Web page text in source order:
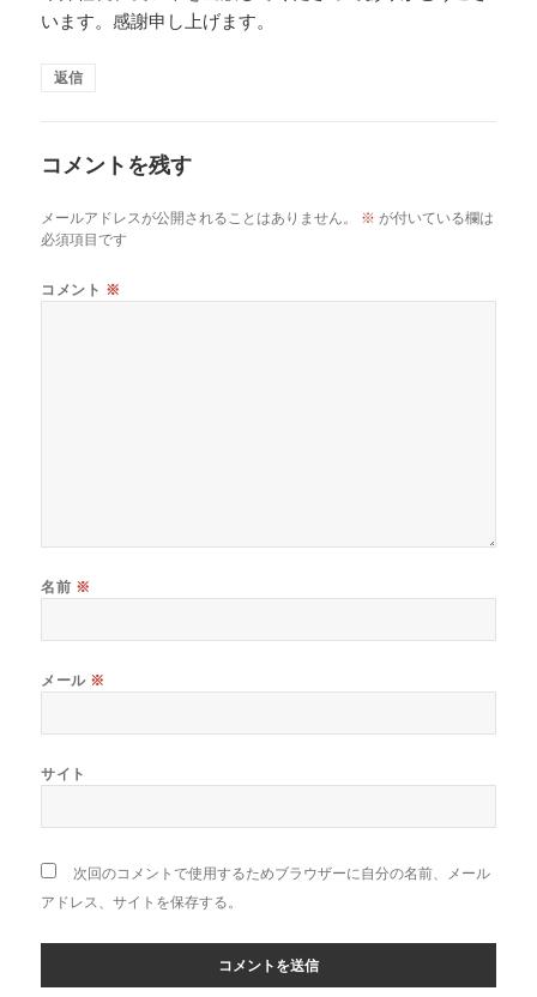
います。感謝申し上げます。
返信
コメントを残す
メールアドレスが公開されることはありません。 ※ が付いている欄は
必須項目です
コメント ※
名前 ※
メール ※
サイト
次回のコメントで使用するためブラウザーに自分の名前、メール
アドレス、サイトを保存する。